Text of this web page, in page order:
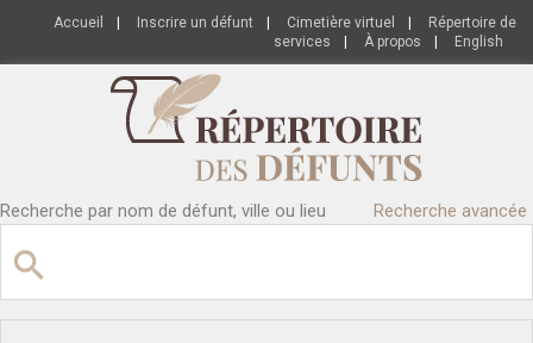
Accueil Inscrire un défunt Cimetière virtuel
Répertoire de
services
À propos English
Recherche par nom de défunt, ville ou lieu Recherche avancée